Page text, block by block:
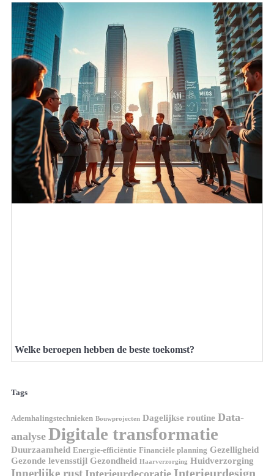
Welke beroepen hebben de beste toekomst?
Tags
Ademhalingstechnieken Bouwprojecten Dagelijkse routine Data-
analyse Digitale transformatie
Duurzaamheid Energie-efficiëntie Financiële planning Gezelligheid
Gezonde levensstijl Gezondheid Haarverzorging Huidverzorging
Innerlijke rust Interieurdecoratie Interieurdesign